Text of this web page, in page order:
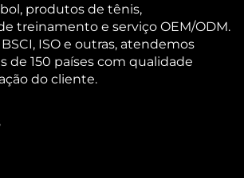
produtos de tênis,
treinamento e serviço OEM/ODM.
ISO e outras, atendemos
de 150 países com qualidade
do cliente.